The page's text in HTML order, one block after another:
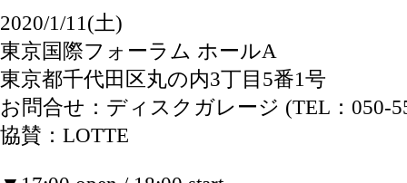
2020/1/11(土)
東京国際フォーラム ホールA
東京都千代田区丸の内3丁目5番1号
お問合せ：ディスクガレージ (TEL：050-
協賛：LOTTE